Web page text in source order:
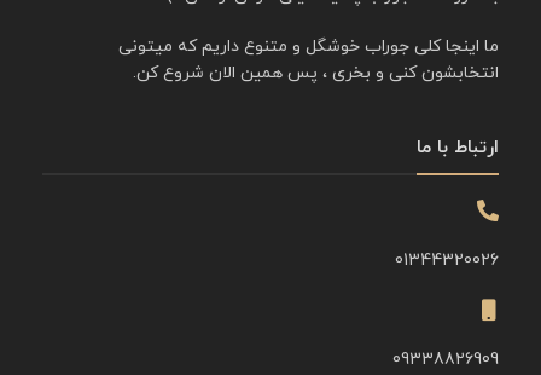
ما اینجا کلی جوراب خوشگل و متنوع داریم که میتونی
انتخابشون کنی و بخری ، پس همین الان شروع کن.
ارتباط با ما
01344320026
09338826909